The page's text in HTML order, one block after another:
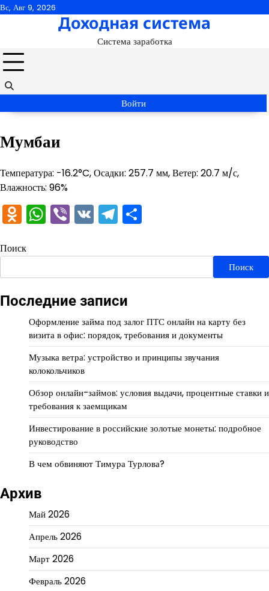
Перейти
Вс, Авг 9, 2026
Доходная система
Система заработка
Войти
Мумбаи
Температура: -16.2°C, Осадки: 257.7 мм, Ветер: 20.7 м/с,
Влажность: 96%
Odnoklassniki
WhatsApp
Viber
VKTelegram
Поиск
Поиск
Последние записи
Оформление займа под залог ПТС онлайн на карту без
визита в офис: порядок, требования и документы
Музыка ветра: устройство и принципы звучания
колокольчиков
Обзор онлайн-займов: условия выдачи, процентные ставки и
требования к заемщикам
Инвестирование в российские золотые монеты: подробное
руководство
В чем обвиняют Тимура Турлова?
Архив
Май 2026
Апрель 2026
Март 2026
Февраль 2026